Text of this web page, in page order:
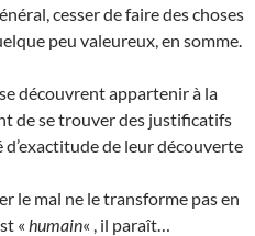
cesser de faire des choses
peu valeureux, en somme.
découvrent appartenir à la
de se trouver des justificatifs
de leur découverte
le mal ne le transforme pas en
« humain« , il paraît…